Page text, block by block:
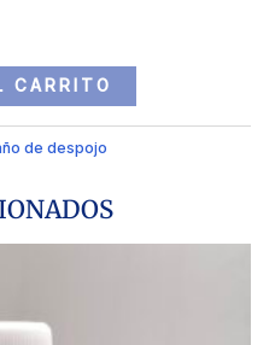
CARRITO
de despojo